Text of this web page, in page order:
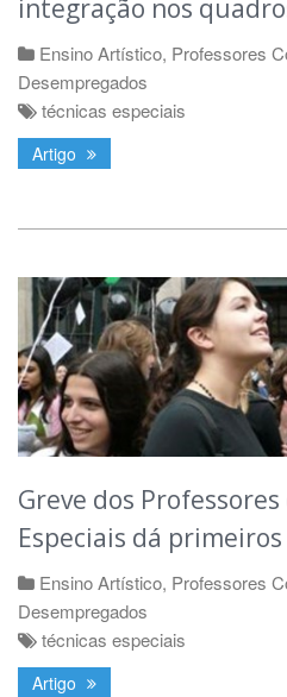
integração nos
Ensino Artístico, Professores
Desempregados
técnicas especiais
Artigo
Greve dos
Especiais dá
Ensino Artístico, Professores
Desempregados
técnicas especiais
Artigo